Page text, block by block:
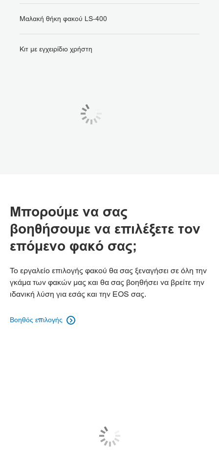
Μαλακή θήκη φακού LS-400
Κιτ με εγχειρίδιο χρήστη
Μπορούμε να σας
βοηθήσουμε να επιλέξετε τον
επόμενο φακό σας;
Το εργαλείο επιλογής φακού θα σας ξεναγήσει σε όλη την
γκάμα των φακών μας και θα σας βοηθήσει να βρείτε την
ιδανική λύση για εσάς και την EOS σας.
Βοηθός επιλογής 